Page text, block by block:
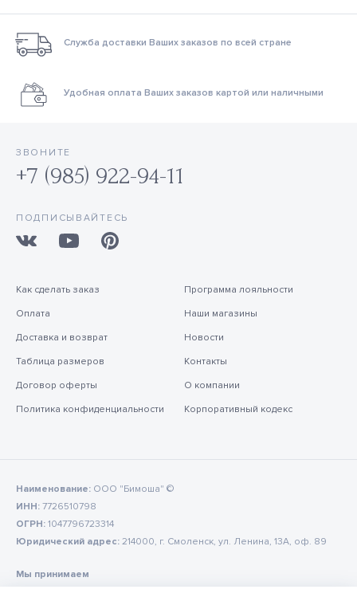
Служба доставки Ваших заказов по всей стране
Удобная оплата Ваших заказов картой или наличными
ЗВОНИТЕ
+7 (985) 922-94-11
ПОДПИСЫВАЙТЕСЬ
Как сделать заказ
Оплата
Доставка и возврат
Таблица размеров
Договор оферты
Политика конфиденциальности
Программа лояльности
Наши магазины
Новости
Контакты
О компании
Корпоративный кодекс
Наименование: ООО "Бимоша" ©
ИНН: 7726510798
ОГРН: 1047796723314
Юридический адрес: 214000, г. Смоленск, ул. Ленина, 13А, оф. 89
Мы принимаем